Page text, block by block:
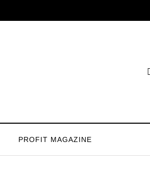
PROFIT MAGAZINE